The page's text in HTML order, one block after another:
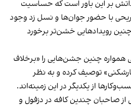
بر این باور است که حساسیت
با حضور جوان‌ها و نسل زد وجود
چنین رویدادهایی خشن‌تر برخورد
چنین جشن‌هایی را «برخلاف
توصیف کرده و به نظر
از یکدیگر در این زمینه‌اند.
از صاحبان چندین کافه در دزفول و